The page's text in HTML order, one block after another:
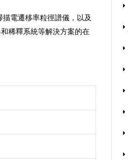
電遷移率粒徑譜儀，以及
稀釋系統等解決方案的在